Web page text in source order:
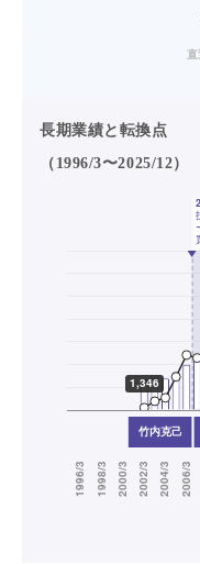
直
長期業績と転換点
（1996/3〜2025/12）